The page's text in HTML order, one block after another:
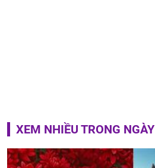
XEM NHIỀU TRONG NGÀY